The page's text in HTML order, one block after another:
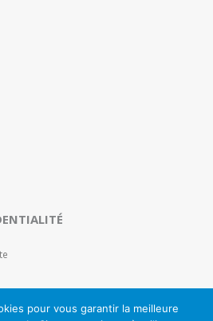
pour vous garantir la meilleure